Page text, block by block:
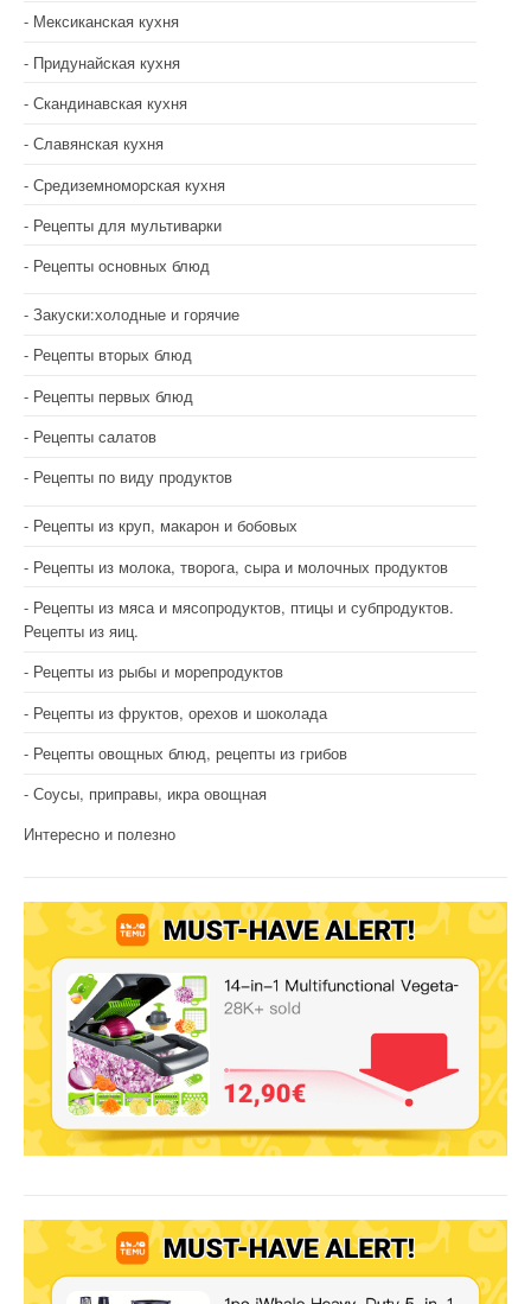
Мексиканская кухня
Придунайская кухня
Скандинавская кухня
Славянская кухня
Средиземноморская кухня
Рецепты для мультиварки
Рецепты основных блюд
Закуски:холодные и горячие
Рецепты вторых блюд
Рецепты первых блюд
Рецепты салатов
Рецепты по виду продуктов
Рецепты из круп, макарон и бобовых
Рецепты из молока, творога, сыра и молочных продуктов
Рецепты из мяса и мясопродуктов, птицы и субпродуктов.
Рецепты из яиц.
Рецепты из рыбы и морепродуктов
Рецепты из фруктов, орехов и шоколада
Рецепты овощных блюд, рецепты из грибов
Соусы, приправы, икра овощная
Интересно и полезно